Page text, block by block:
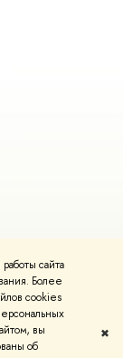
сайта
Более
cookies
вы
об
✖